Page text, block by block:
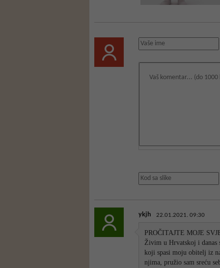
ykjh 22.01.2021. 09:30
PROČITAJTE MOJE
Živim u Hrvatskoj i danas
koji spasi moju obitelj iz
njima, pružio sam sreću